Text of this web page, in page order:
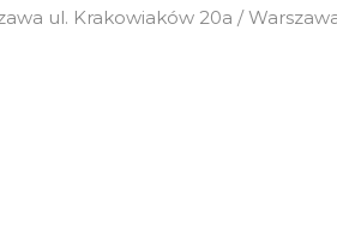
ul. Krakowiaków 20a /